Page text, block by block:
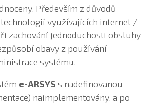
Především z důvodů
využívajících internet /
zachování jednoduchosti obsluhy
obavy z používání
systému.
e-ARSYS s nadefinovanou
naimplementovány, a po